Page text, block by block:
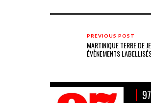
PREVIOUS POST
MARTINIQUE TERRE DE
ÉVÈNEMENTS